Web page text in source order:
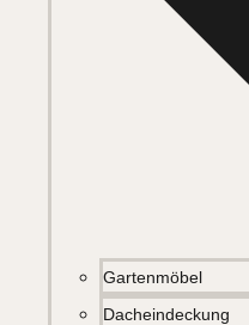
Gartenmöbel
Dacheindeckung